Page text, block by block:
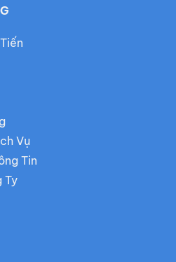
Vụ
Tin
Ty